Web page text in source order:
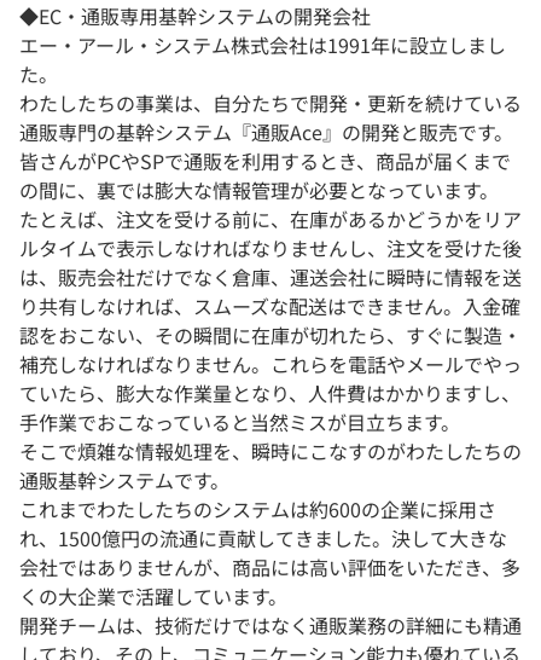
◆EC・通販専用基幹システムの開発会社
エー・アール・システム株式会社は1991年に設立しまし
た。
わたしたちの事業は、自分たちで開発・更新を続けている
通販専門の基幹システム『通販Ace』の開発と販売です。
皆さんがPCやSPで通販を利用するとき、商品が届くまで
の間に、裏では膨大な情報管理が必要となっています。
たとえば、注文を受ける前に、在庫があるかどうかをリア
ルタイムで表示しなければなりませんし、注文を受けた後
は、販売会社だけでなく倉庫、運送会社に瞬時に情報を送
り共有しなければ、スムーズな配送はできません。入金確
認をおこない、その瞬間に在庫が切れたら、すぐに製造・
補充しなければなりません。これらを電話やメールでやっ
ていたら、膨大な作業量となり、人件費はかかりますし、
手作業でおこなっていると当然ミスが目立ちます。
そこで煩雑な情報処理を、瞬時にこなすのがわたしたちの
通販基幹システムです。
これまでわたしたちのシステムは約600の企業に採用さ
れ、1500億円の流通に貢献してきました。決して大きな
会社ではありませんが、商品には高い評価をいただき、多
くの大企業で活躍しています。
開発チームは、技術だけではなく通販業務の詳細にも精通